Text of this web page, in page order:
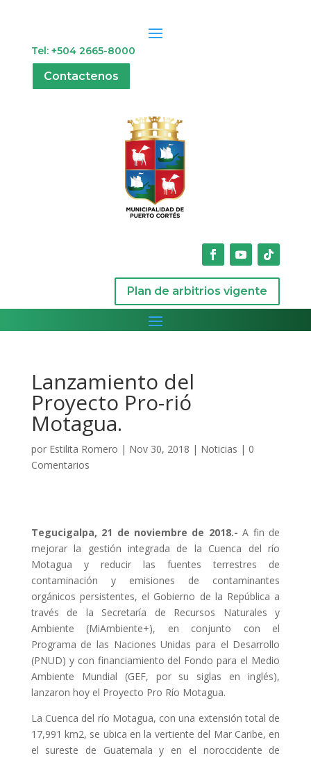
Tel: +504 2665-8000
Contactenos
Plan de arbitrios vigente
Lanzamiento del
Proyecto Pro-rió
Motagua.
por Estilita Romero | Nov 30, 2018 | Noticias | 0
Comentarios
Tegucigalpa, 21 de noviembre de 2018.- A fin de
mejorar la gestión integrada de la Cuenca del río
Motagua y reducir las fuentes terrestres de
contaminación y emisiones de contaminantes
orgánicos persistentes, el Gobierno de la República a
través de la Secretaría de Recursos Naturales y
Ambiente (MiAmbiente+), en conjunto con el
Programa de las Naciones Unidas para el Desarrollo
(PNUD) y con financiamiento del Fondo para el Medio
Ambiente Mundial (GEF, por su siglas en inglés),
lanzaron hoy el Proyecto Pro Río Motagua.
La Cuenca del río Motagua, con una extensión total de
17,991 km2, se ubica en la vertiente del Mar Caribe, en
el sureste de Guatemala y en el noroccidente de